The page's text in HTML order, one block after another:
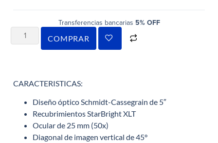
Transferencias bancarias 5% OFF
COMPRAR
CARACTERISTICAS:
Diseño óptico Schmidt-Cassegrain de 5″
Recubrimientos StarBright XLT
Ocular de 25 mm (50x)
Diagonal de imagen vertical de 45°